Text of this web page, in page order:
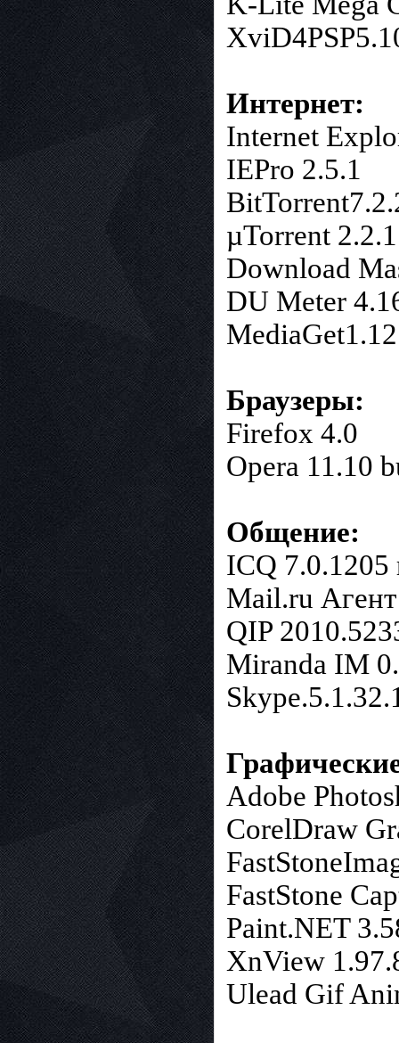
Интернет:
Internet
IEPro 2.5.1
µTorrent
Download
DU Meter
Браузеры:
Firefox 4.0
Opera 11.10
Общение:
ICQ 7.0.1205
Mail.ru
QIP
Miranda IM
Adobe
CorelDraw
FastStone
Paint.NET
XnView
Ulead Gif